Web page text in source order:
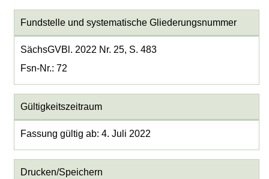
Fundstelle und systematische Gliederungsnummer
SächsGVBl. 2022 Nr. 25, S. 483
Fsn-Nr.: 72
Gültigkeitszeitraum
Fassung gültig ab: 4. Juli 2022
Drucken/Speichern